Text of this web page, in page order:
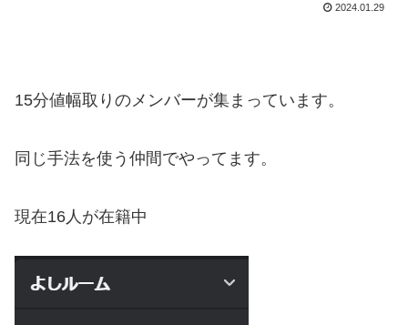
2024.01.29
15分値幅取りのメンバーが集まっています。
同じ手法を使う仲間でやってます。
現在16人が在籍中